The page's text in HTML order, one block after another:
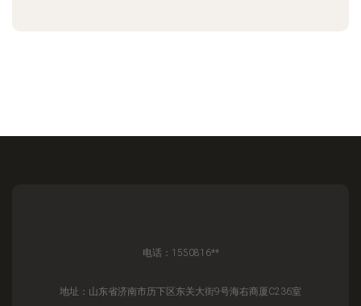
电话：1550816**
地址：山东省济南市历下区东关大街9号海右商厦C236室